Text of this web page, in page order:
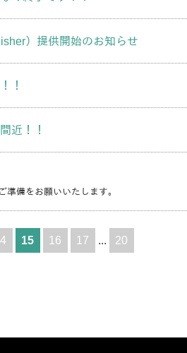
）提供開始のお知らせ
！
近！！
準備をお願いいたします。
15 16 17 ... 20